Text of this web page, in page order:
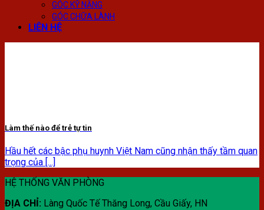
GÓC KỸ NĂNG
GÓC CHỮA LÀNH
LIÊN HỆ
Làm thế nào để trẻ tự tin
Hầu hết các bậc phụ huynh Việt Nam cũng nhận thấy tầm quan
trọng của [...]
HỆ THỐNG VĂN PHÒNG
ĐỊA CHỈ: Làng Quốc Tế Thăng Long, Cầu Giấy, HN